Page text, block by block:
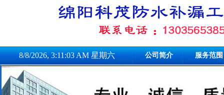
8/8/2026, 3:11:03 AM 星期六 公司简介 服务范围